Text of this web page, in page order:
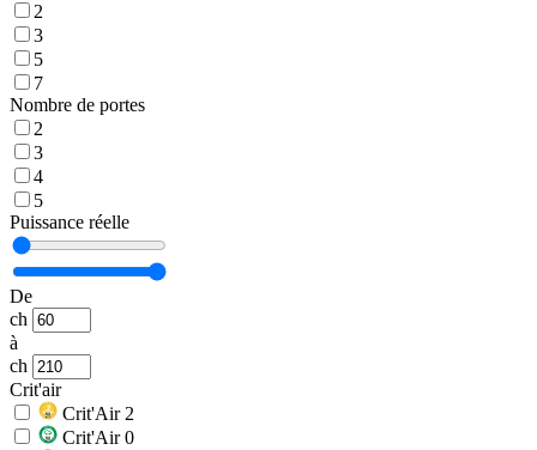
2
3
5
7
Nombre de portes
2
3
4
5
Puissance réelle
De
ch
à
ch
Crit'air
Crit'Air 2
Crit'Air 0